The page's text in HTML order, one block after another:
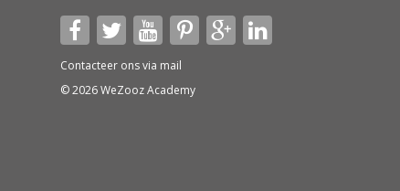
Contacteer ons via mail
© 2026 WeZooz Academy